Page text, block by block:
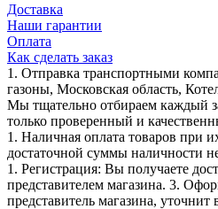
Доставка
Наши гарантии
Оплата
Как сделать заказ
1. Отправка транспортными
газоны, Московская область,
Мы тщательно отбираем каждый
только проверенный и
1. Наличная оплата товаров при
достаточной суммы наличности
1. Регистрация: Вы получаете
представителем магазина. 3.
представитель магазина,